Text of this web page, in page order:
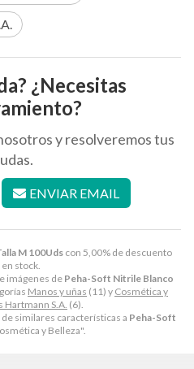
M 100Uds con 5,00% de descuento
stock.
imágenes de Peha-Soft Nitrile Blanco
Manos y uñas (11) y Cosmética y
Hartmann S.A. (6).
similares características a Peha-Soft
y Belleza".
¿Necesitas
y resolveremos tus
ENVIAR EMAIL